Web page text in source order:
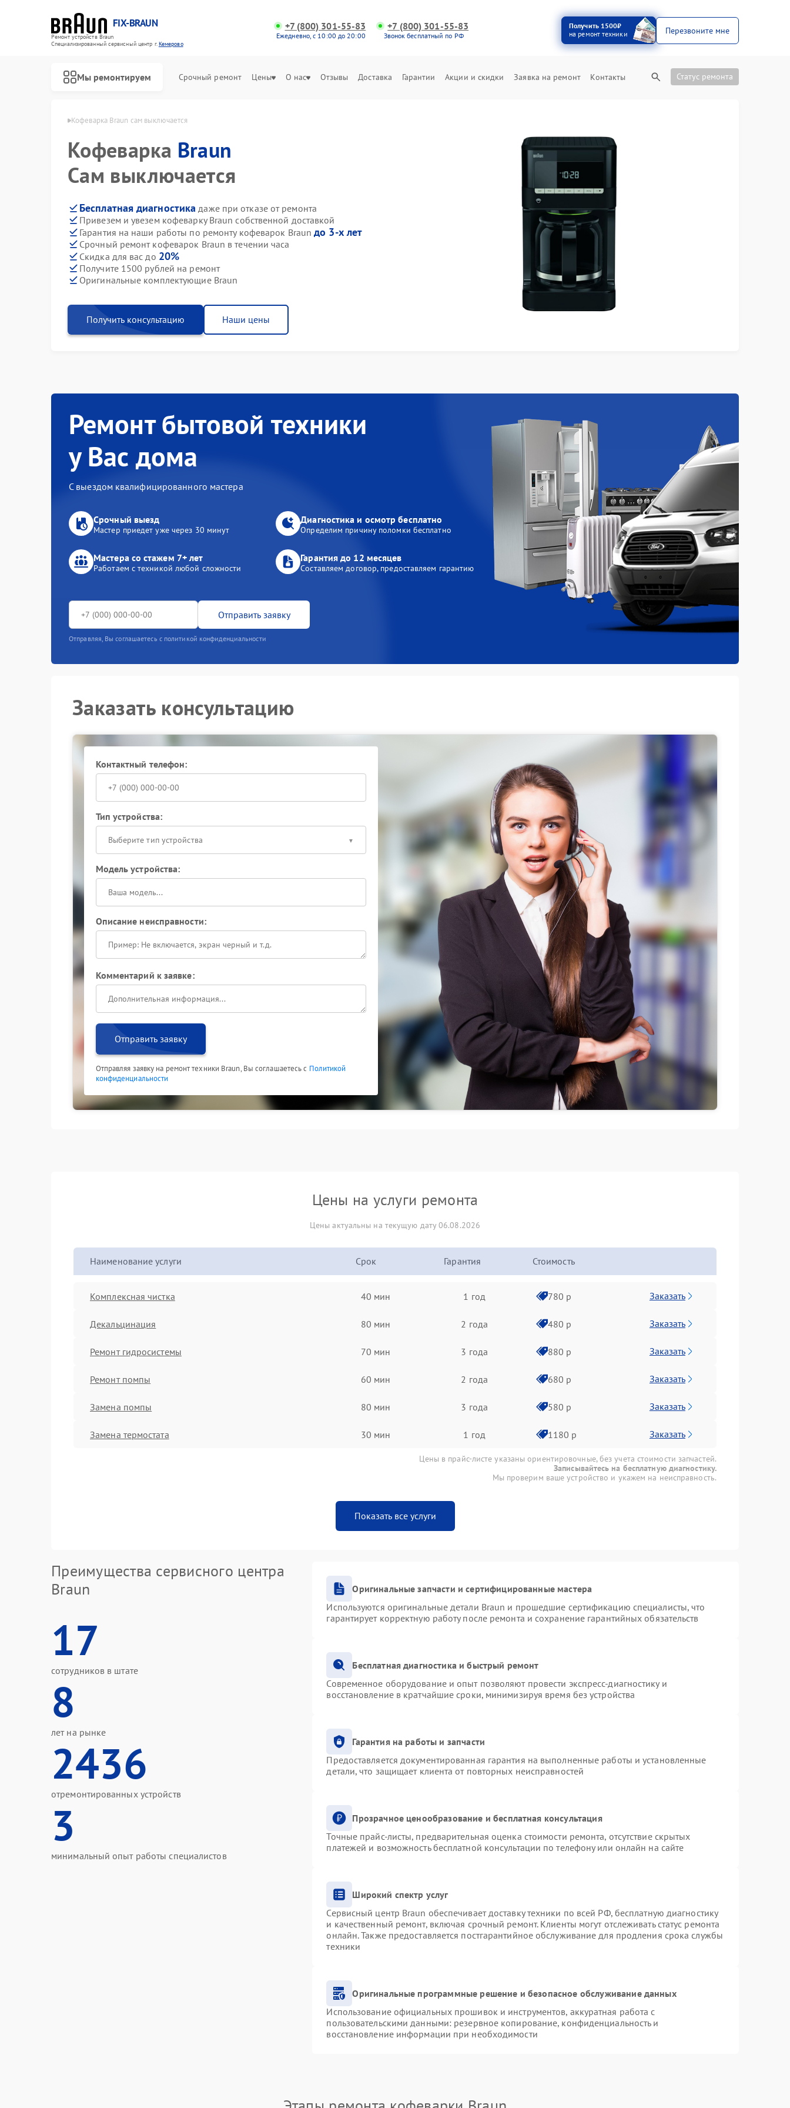
FIX-BRAUN
Ремонт устройств Braun
Специализированный cервисный центр г.Кемерово
+7 (800) 301-55-83
Ежедневно, с 10:00 до 20:00
+7 (800) 301-55-83
Звонок бесплатный по РФ
Получить 1500₽
на ремонт техники
Перезвоните мне
Мы ремонтируем Срочный ремонт Цены О нас Отзывы Доставка Гарантии Акции и скидки Заявка на ремонт Контакты Статус ремонта
Braun в Кемерово Кофеварка Braun сам выключается
Кофеварка Braun
Сам выключается
Бесплатная диагностика даже при отказе от ремонта
Привезем и увезем кофеварку Braun собственной доставкой
Гарантия на наши работы по ремонту кофеварок Braunдо 3-х лет
Срочный ремонт кофеварок Braun в течении часа
Скидка для вас до 20%
Получите 1500 рублей на ремонт
Оригинальные комплектующие Braun
Получить консультацию Наши цены
Ремонт бытовой техники
у Вас дома
С выездом квалифицированного мастера
Срочный выезд
Мастер приедет уже через 30 минут
Диагностика и осмотр бесплатно
Определим причину поломки бесплатно
Мастера со стажем 7+ лет
Работаем с техникой любой сложности
Гарантия до 12 месяцев
Составляем договор, предоставляем гарантию
Отправить заявку
Отправляя, Вы соглашаетесь с политикой конфиденциальности
Заказать консультацию
Контактный телефон:
Тип устройства:
Выберите тип устройства
Модель устройства:
Описание неисправности:
Комментарий к заявке:
Отправить заявку
Отправляя заявку на ремонт техники Braun, Вы соглашаетесь с Политикой
конфиденциальности
Цены на услуги ремонта
Цены актуальны на текущую дату 06.08.2026
Наименование услуги Срок Гарантия Стоимость
Комплексная чистка 40 мин 1 год 780 р Заказать
Декальцинация 80 мин 2 года 480 р Заказать
Ремонт гидросистемы 70 мин 3 года 880 р Заказать
Ремонт помпы 60 мин 2 года 680 р Заказать
Замена помпы 80 мин 3 года 580 р Заказать
Замена термостата 30 мин 1 год 1180 р Заказать
Цены в прайс-листе указаны ориентировочные, без учета стоимости запчастей.
Записывайтесь на бесплатную диагностику.
Мы проверим ваше устройство и укажем на неисправность.
Показать все услуги
Преимущества сервисного центра
Braun
17
сотрудников в штате
8
лет на рынке
2436
отремонтированных устройств
3
минимальный опыт работы специалистов
Оригинальные запчасти и сертифицированные мастера
Используются оригинальные детали Braun и прошедшие сертификацию специалисты, что
гарантирует корректную работу после ремонта и сохранение гарантийных обязательств
Бесплатная диагностика и быстрый ремонт
Современное оборудование и опыт позволяют провести экспресс-диагностику и
восстановление в кратчайшие сроки, минимизируя время без устройства
Гарантия на работы и запчасти
Предоставляется документированная гарантия на выполненные работы и установленные
детали, что защищает клиента от повторных неисправностей
Прозрачное ценообразование и бесплатная консультация
Точные прайс-листы, предварительная оценка стоимости ремонта, отсутствие скрытых
платежей и возможность бесплатной консультации по телефону или онлайн на сайте
Широкий спектр услуг
Сервисный центр Braun обеспечивает доставку техники по всей РФ, бесплатную диагностику
и качественный ремонт, включая срочный ремонт. Клиенты могут отслеживать статус ремонта
онлайн. Также предоставляется постгарантийное обслуживание для продления срока службы
техники
Оригинальные программные решение и безопасное обслуживание данных
Использование официальных прошивок и инструментов, аккуратная работа с
пользовательскими данными: резервное копирование, конфиденциальность и
восстановление информации при необходимости